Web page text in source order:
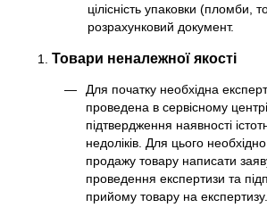
цілісність упаковки (пломби,
розрахунковий документ.
Товари неналежної якості
Для початку необхідна
проведена в сервісному
підтвердження наявності
недоліків. Для цього
продажу товару написати
проведення експертизи та
прийому товару на експертизу.